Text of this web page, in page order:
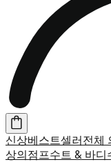
신상베스트셀러전체
상의점프수트 & 바디